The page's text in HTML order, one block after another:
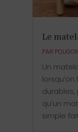
Le
PAR POLIGON
Un
qu’un
simple